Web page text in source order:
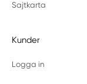
Sajtkarta
Kunder
Logga in